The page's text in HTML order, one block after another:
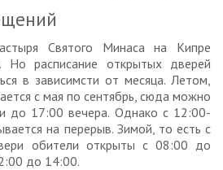
Святого Минаса на Кипре
Но расписание открытых дверей
в зависимсти от месяца. Летом,
с мая по сентябрь, сюда можно
до 17:00 вечера. Однако с 12:00-
на перерыв. Зимой, то есть с
обители открыты с 08:00 до
до 14:00.